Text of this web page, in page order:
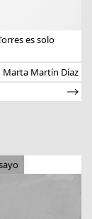
es solo
Marta Martín Díaz